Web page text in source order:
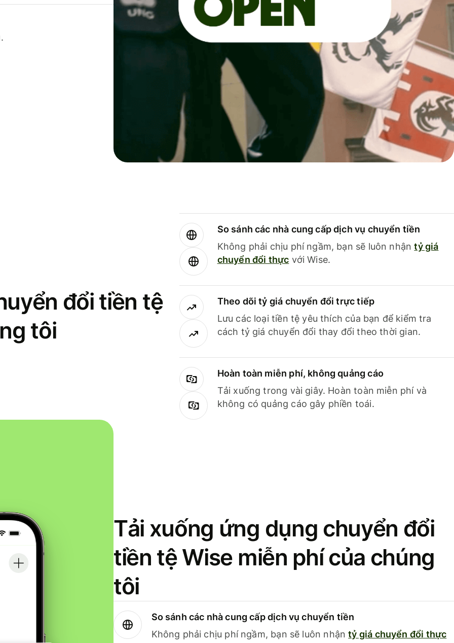
đổi tiền tệ
tôi
So sánh các nhà cung cấp dịch vụ chuyển tiền
Không phải chịu phí ngầm, bạn sẽ luôn nhậntỷ giá
chuyển đổi thực với Wise.
Theo dõi tỷ giá chuyển đổi trực tiếp
Lưu các loại tiền tệ yêu thích của bạn để kiểm tra
cách tỷ giá chuyển đổi thay đổi theo thời gian.
Hoàn toàn miễn phí, không quảng cáo
Tải xuống trong vài giây. Hoàn toàn miễn phí và
không có quảng cáo gây phiền toái.
Tải xuống ứng dụng chuyển đổi
tiền tệ Wise miễn phí của chúng
tôi
So sánh các nhà cung cấp dịch vụ chuyển tiền
Không phải chịu phí ngầm, bạn sẽ luôn nhậntỷ giá chuyển đổi thực